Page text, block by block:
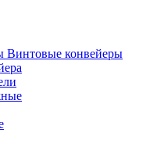
Винтовые конвейеры